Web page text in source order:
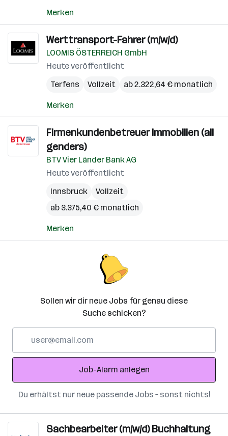
Merken
Werttransport-Fahrer (m/w/d)
LOOMIS ÖSTERREICH GmbH
Heute veröffentlicht
Terfens
Vollzeit ab 2.322,64 € monatlich
Merken
Firmenkundenbetreuer Immobilien (all
genders)
BTV Vier Länder Bank AG
Heute veröffentlicht
Innsbruck
Vollzeit
ab 3.375,40 € monatlich
Merken
Sollen wir dir neue Jobs für genau diese
Suche schicken?
Adresse
Job-Alarm anlegen
Du erhältst nur neue passende Jobs – sonst nichts!
Sachbearbeiter (m/w/d) Buchhaltung